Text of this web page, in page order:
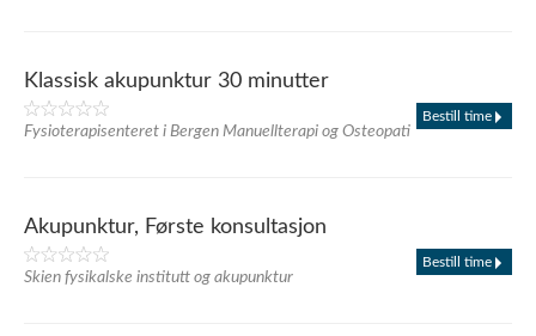
Klassisk akupunktur 30 minutter
Fysioterapisenteret i Bergen Manuellterapi og Osteopati
Bestill time
Akupunktur, Første konsultasjon
Skien fysikalske institutt og akupunktur
Bestill time